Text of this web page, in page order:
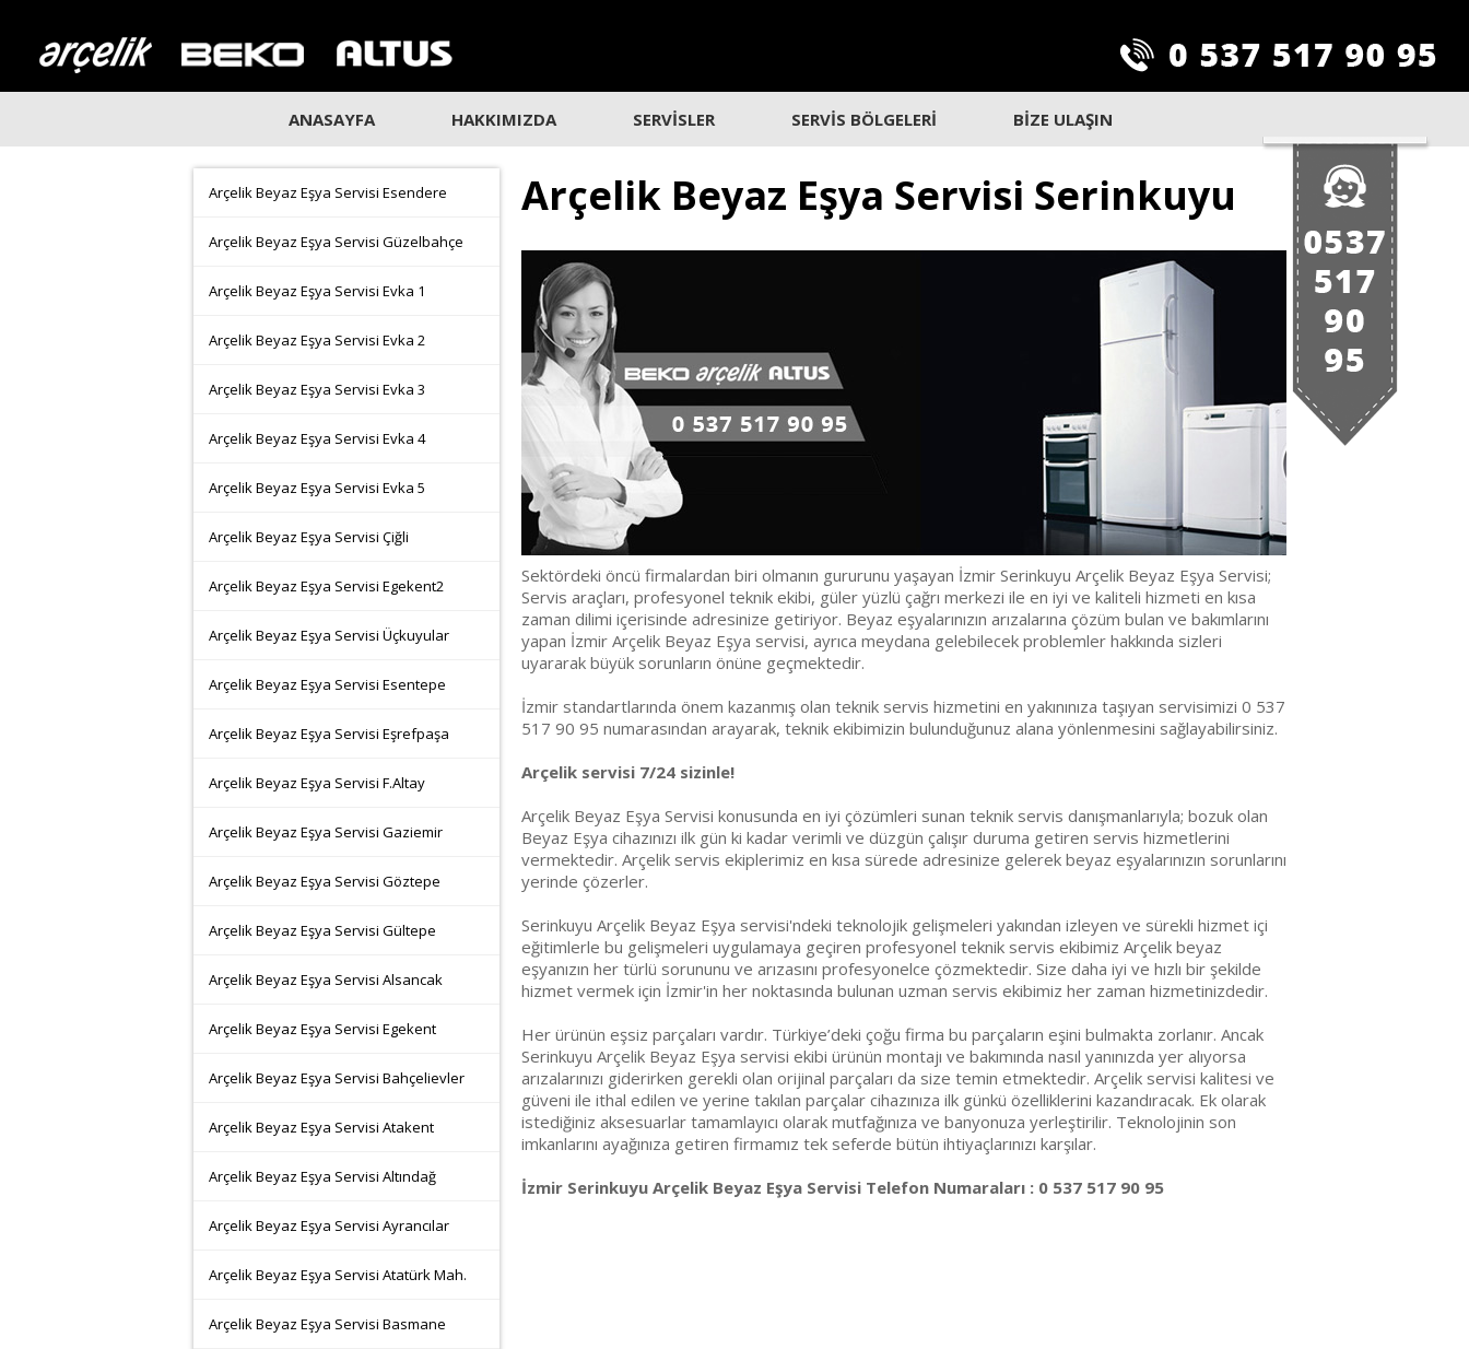
ANASAYFA HAKKIMIZDA SERVİSLER SERVİS BÖLGELERİ BİZE ULAŞIN
Arçelik Beyaz Eşya Servisi Serinkuyu
Sektördeki öncü firmalardan biri olmanın gururunu yaşayan İzmir Serinkuyu Arçelik Beyaz Eşya Servisi;
Servis araçları, profesyonel teknik ekibi, güler yüzlü çağrı merkezi ile en iyi ve kaliteli hizmeti en kısa
zaman dilimi içerisinde adresinize getiriyor. Beyaz eşyalarınızın arızalarına çözüm bulan ve bakımlarını
yapan İzmir Arçelik Beyaz Eşya servisi, ayrıca meydana gelebilecek problemler hakkında sizleri
uyararak büyük sorunların önüne geçmektedir.
İzmir standartlarında önem kazanmış olan teknik servis hizmetini en yakınınıza taşıyan servisimizi 0 537
517 90 95 numarasından arayarak, teknik ekibimizin bulunduğunuz alana yönlenmesini sağlayabilirsiniz.
Arçelik servisi 7/24 sizinle!
Arçelik Beyaz Eşya Servisi konusunda en iyi çözümleri sunan teknik servis danışmanlarıyla; bozuk olan
Beyaz Eşya cihazınızı ilk gün ki kadar verimli ve düzgün çalışır duruma getiren servis hizmetlerini
vermektedir. Arçelik servis ekiplerimiz en kısa sürede adresinize gelerek beyaz eşyalarınızın sorunlarını
yerinde çözerler.
Serinkuyu Arçelik Beyaz Eşya servisi'ndeki teknolojik gelişmeleri yakından izleyen ve sürekli hizmet içi
eğitimlerle bu gelişmeleri uygulamaya geçiren profesyonel teknik servis ekibimiz Arçelik beyaz
eşyanızın her türlü sorununu ve arızasını profesyonelce çözmektedir. Size daha iyi ve hızlı bir şekilde
hizmet vermek için İzmir'in her noktasında bulunan uzman servis ekibimiz her zaman hizmetinizdedir.
Her ürünün eşsiz parçaları vardır. Türkiye’deki çoğu firma bu parçaların eşini bulmakta zorlanır. Ancak
Serinkuyu Arçelik Beyaz Eşya servisi ekibi ürünün montajı ve bakımında nasıl yanınızda yer alıyorsa
arızalarınızı giderirken gerekli olan orijinal parçaları da size temin etmektedir. Arçelik servisi kalitesi ve
güveni ile ithal edilen ve yerine takılan parçalar cihazınıza ilk günkü özelliklerini kazandıracak. Ek olarak
istediğiniz aksesuarlar tamamlayıcı olarak mutfağınıza ve banyonuza yerleştirilir. Teknolojinin son
imkanlarını ayağınıza getiren firmamız tek seferde bütün ihtiyaçlarınızı karşılar.
İzmir Serinkuyu Arçelik Beyaz Eşya Servisi Telefon Numaraları : 0 537 517 90 95
Arçelik Beyaz Eşya Servisi Esendere
Arçelik Beyaz Eşya Servisi Güzelbahçe
Arçelik Beyaz Eşya Servisi Evka 1
Arçelik Beyaz Eşya Servisi Evka 2
Arçelik Beyaz Eşya Servisi Evka 3
Arçelik Beyaz Eşya Servisi Evka 4
Arçelik Beyaz Eşya Servisi Evka 5
Arçelik Beyaz Eşya Servisi Çiğli
Arçelik Beyaz Eşya Servisi Egekent2
Arçelik Beyaz Eşya Servisi Üçkuyular
Arçelik Beyaz Eşya Servisi Esentepe
Arçelik Beyaz Eşya Servisi Eşrefpaşa
Arçelik Beyaz Eşya Servisi F.Altay
Arçelik Beyaz Eşya Servisi Gaziemir
Arçelik Beyaz Eşya Servisi Göztepe
Arçelik Beyaz Eşya Servisi Gültepe
Arçelik Beyaz Eşya Servisi Alsancak
Arçelik Beyaz Eşya Servisi Egekent
Arçelik Beyaz Eşya Servisi Bahçelievler
Arçelik Beyaz Eşya Servisi Atakent
Arçelik Beyaz Eşya Servisi Altındağ
Arçelik Beyaz Eşya Servisi Ayrancılar
Arçelik Beyaz Eşya Servisi Atatürk Mah.
Arçelik Beyaz Eşya Servisi Basmane